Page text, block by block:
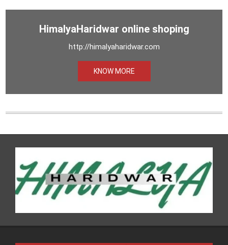
HimalyaHaridwar online shoping
http://himalyaharidwar.com
KNOW MORE